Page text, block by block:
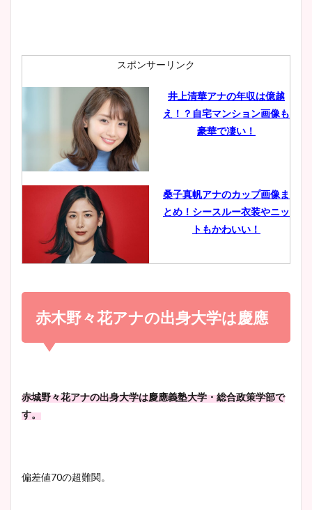
肉も凄い！
鈴木唯の太ってた時の体重が
ヤバすぎww原因や痩せたダ
豊島実季アナのカップ画像ま
とめ！美脚や水着姿に年齢も
宇賀神メグアナのニット画像
スポンサーリンク
井上清華アナの年収は億越
え！？自宅マンション画像も
豪華で凄い！
桑子真帆アナのカップ画像ま
とめ！シースルー衣装やニッ
トもかわいい！
小室瑛莉子のカップ画像まと
め！足が美脚でニット衣装も
かわいい！
清水麻椰アナのかわいい画
赤木野々花アナの出身大学は慶應
赤城野々花アナの出身大学は慶應義塾大学・総合政策学部で
す。
偏差値70の超難関。